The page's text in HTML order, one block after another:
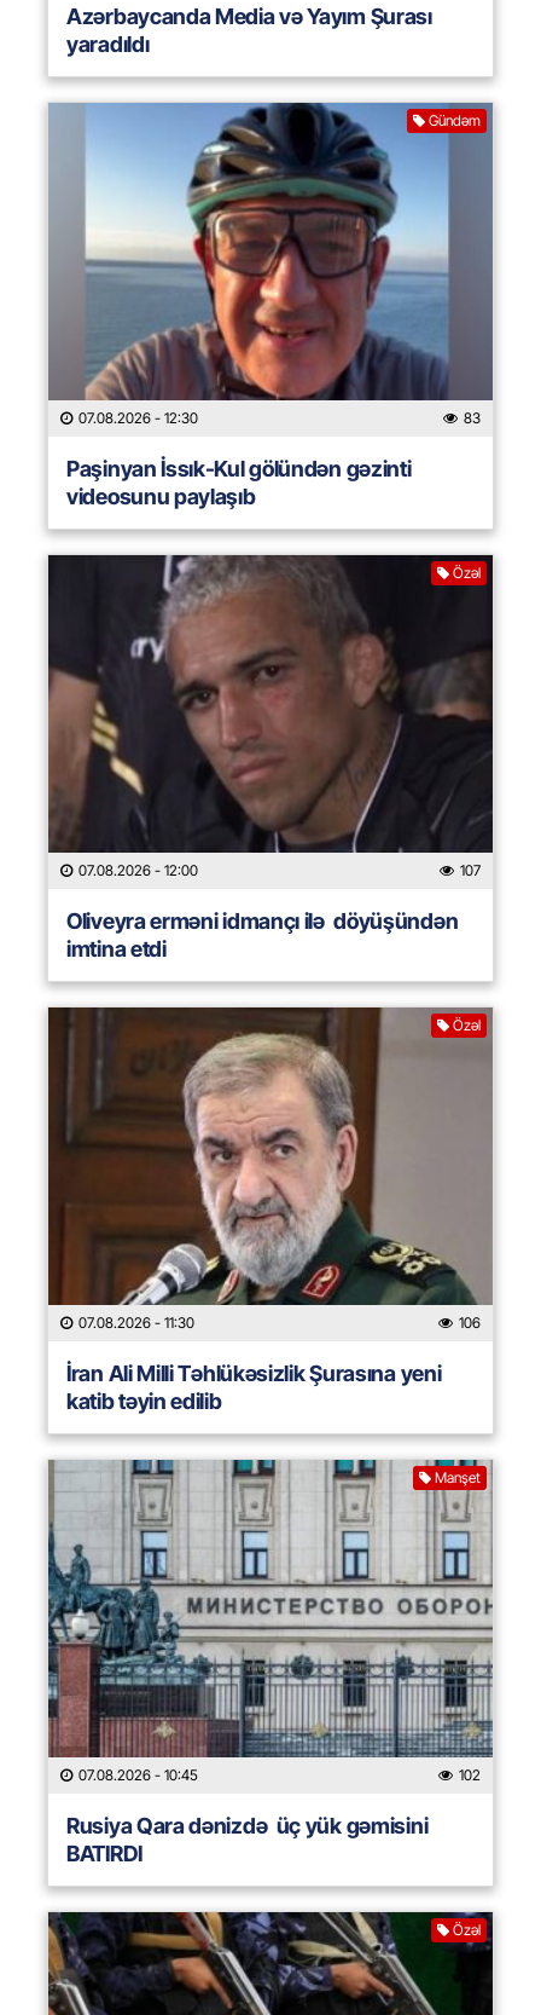
Azərbaycanda Media və Yayım Şurası
yaradıldı
Gündəm
07.08.2026 - 12:30 83
Paşinyan İssık-Kul gölündən gəzinti
videosunu paylaşıb
Özəl
07.08.2026 - 12:00 107
Oliveyra erməni idmançı ilə döyüşündən
imtina etdi
Özəl
07.08.2026 - 11:30 106
İran Ali Milli Təhlükəsizlik Şurasına yeni
katib təyin edilib
Manşet
07.08.2026 - 10:45 102
Rusiya Qara dənizdə üç yük gəmisini
BATIRDI
Özəl